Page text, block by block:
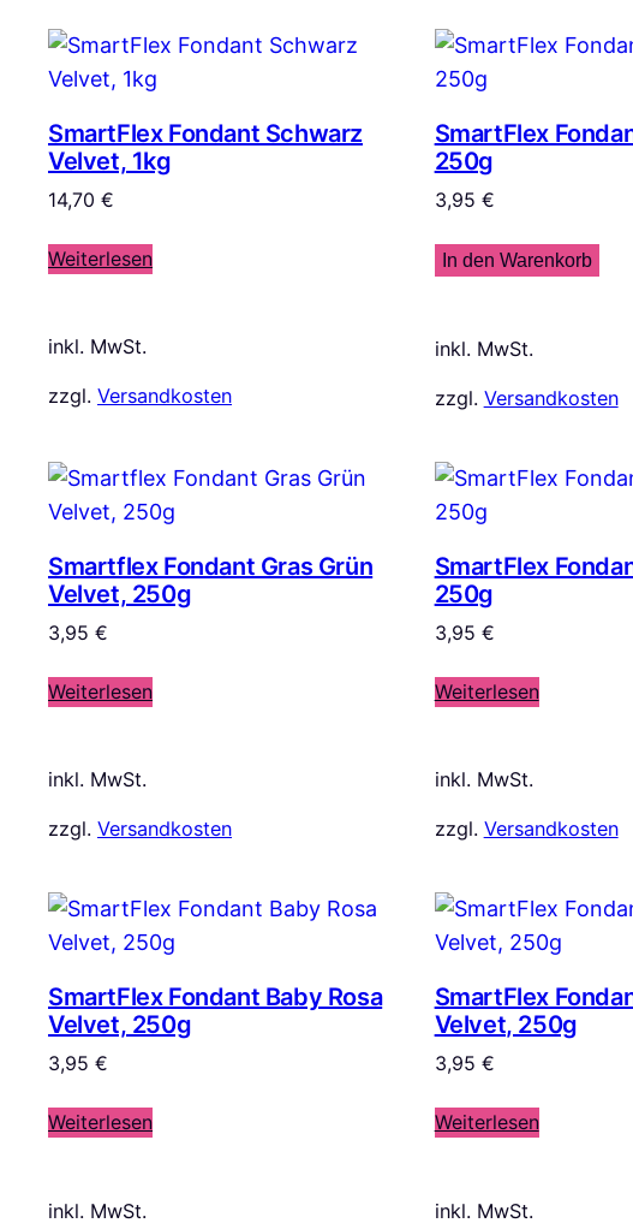
SmartFlex Fondant Schwarz
Velvet, 1kg
14,70 €
Weiterlesen
inkl. MwSt.
zzgl. Versandkosten
SmartFlex
250g
3,95 €
In den Warenkorb
inkl. MwSt.
zzgl. Versandkosten
Smartflex Fondant Gras Grün
Velvet, 250g
3,95 €
Weiterlesen
inkl. MwSt.
zzgl. Versandkosten
SmartFlex
250g
3,95 €
Weiterlesen
inkl. MwSt.
zzgl. Versandkosten
SmartFlex Fondant Baby Rosa
Velvet, 250g
3,95 €
Weiterlesen
inkl. MwSt.
SmartFlex
Velvet, 250g
3,95 €
Weiterlesen
inkl. MwSt.